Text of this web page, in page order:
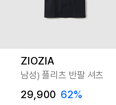
ZIOZIA
남성) 플리츠 반팔 셔츠
29,900 62%